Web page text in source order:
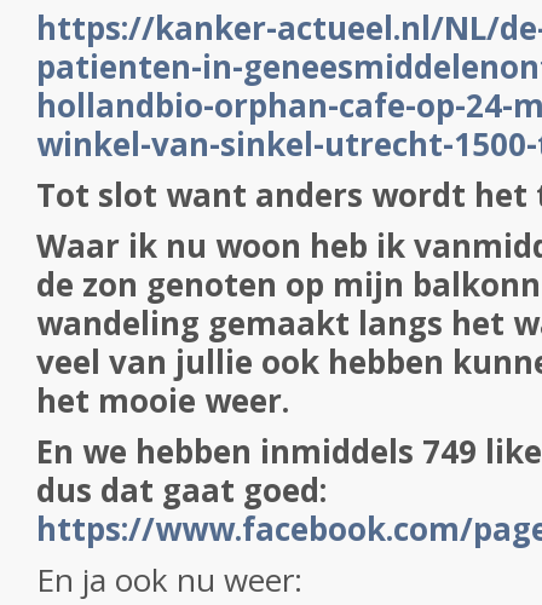
https://kanker-actueel.nl/NL/
patienten-in-
hollandbio-orphan-cafe-op-24-
winkel-van-sinkel-utrecht-
Tot slot want anders wordt het
Waar ik nu woon heb ik
de zon genoten op mijn
wandeling gemaakt langs het
veel van jullie ook hebben
het mooie weer.
En we hebben inmiddels 749
dus dat gaat goed:
https://www.facebook.com/
En ja ook nu weer: